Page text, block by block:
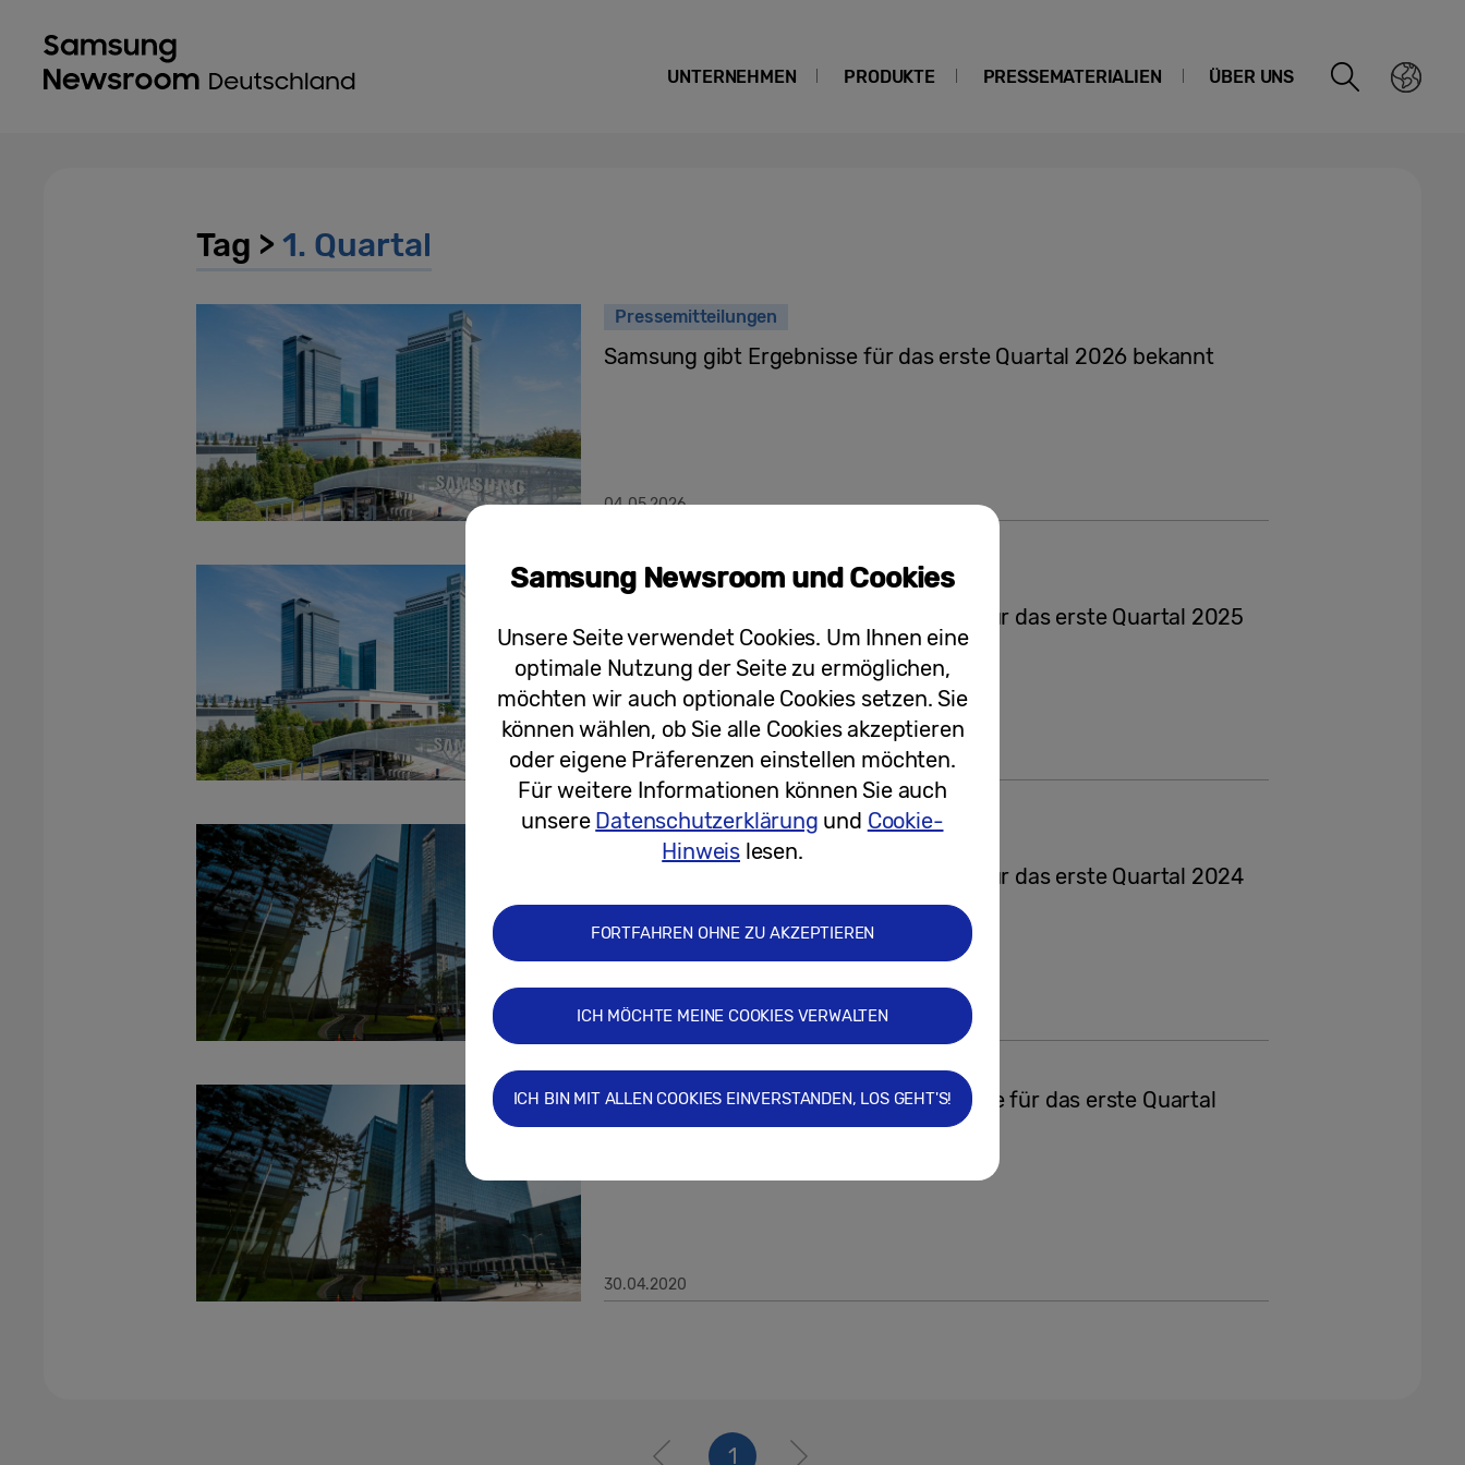
UNTERNEHMEN PRODUKTE PRESSEMATERIALIEN ÜBER UNS
Tag > 1. Quartal
Pressemitteilungen
Samsung gibt Ergebnisse für das erste Quartal 2026 bekannt
04.05.2026
Pressemitteilungen
Samsung Electronics gibt Ergebnisse für das erste Quartal 2025
bekannt
02.05.2025
Pressemitteilungen
Samsung Electronics gibt Ergebnisse für das erste Quartal 2024
bekannt
30.04.2024
Samsung Electronics meldet Ergebnisse für das erste Quartal
2020
30.04.2020
1
Samsung Newsroom und Cookies
Unsere Seite verwendet Cookies. Um Ihnen eine
optimale Nutzung der Seite zu ermöglichen,
möchten wir auch optionale Cookies setzen. Sie
können wählen, ob Sie alle Cookies akzeptieren
oder eigene Präferenzen einstellen möchten.
Für weitere Informationen können Sie auch
unsere Datenschutzerklärung und Cookie-
Hinweis lesen.
FORTFAHREN OHNE ZU AKZEPTIEREN
ICH MÖCHTE MEINE COOKIES VERWALTEN
ICH BIN MIT ALLEN COOKIES EINVERSTANDEN, LOS GEHT'S!